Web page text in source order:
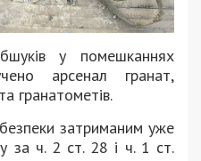
у помешканнях
арсенал гранат,
гранатометів.
затриманим уже
за ч. 2 ст. 28 і ч. 1 ст.